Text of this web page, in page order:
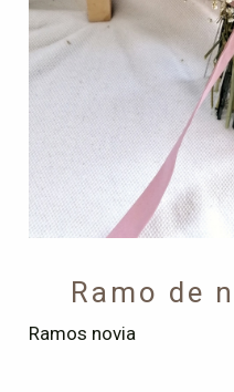
Ramo de
Ramos novia